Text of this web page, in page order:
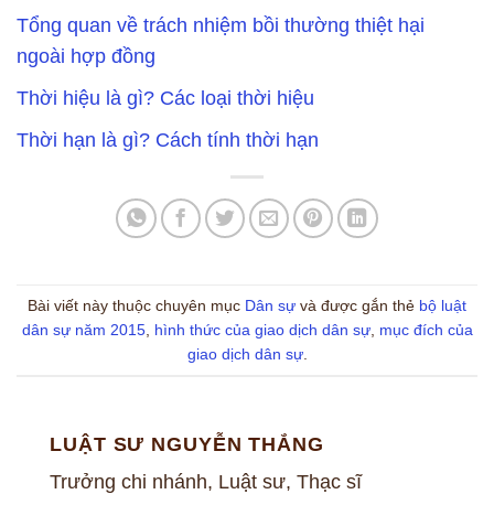
Tổng quan về trách nhiệm bồi thường thiệt hại
ngoài hợp đồng
Thời hiệu là gì? Các loại thời hiệu
Thời hạn là gì? Cách tính thời hạn
Bài viết này thuộc chuyên mục Dân sự và được gắn thẻ bộ luật
dân sự năm 2015, hình thức của giao dịch dân sự, mục đích của
giao dịch dân sự.
LUẬT SƯ NGUYỄN THẮNG
Trưởng chi nhánh, Luật sư, Thạc sĩ